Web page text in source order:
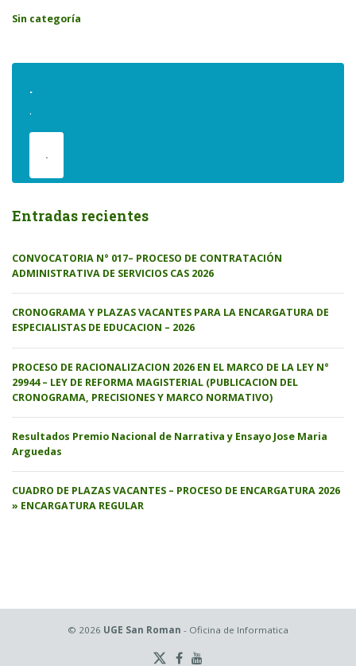
Sin categoría
.
.
.
Entradas recientes
CONVOCATORIA N° 017– PROCESO DE CONTRATACIÓN
ADMINISTRATIVA DE SERVICIOS CAS 2026
CRONOGRAMA Y PLAZAS VACANTES PARA LA ENCARGATURA DE
ESPECIALISTAS DE EDUCACION – 2026
PROCESO DE RACIONALIZACION 2026 EN EL MARCO DE LA LEY N°
29944 – LEY DE REFORMA MAGISTERIAL (PUBLICACION DEL
CRONOGRAMA, PRECISIONES Y MARCO NORMATIVO)
Resultados Premio Nacional de Narrativa y Ensayo Jose Maria
Arguedas
CUADRO DE PLAZAS VACANTES – PROCESO DE ENCARGATURA 2026
» ENCARGATURA REGULAR
© 2026 UGE San Roman - Oficina de Informatica